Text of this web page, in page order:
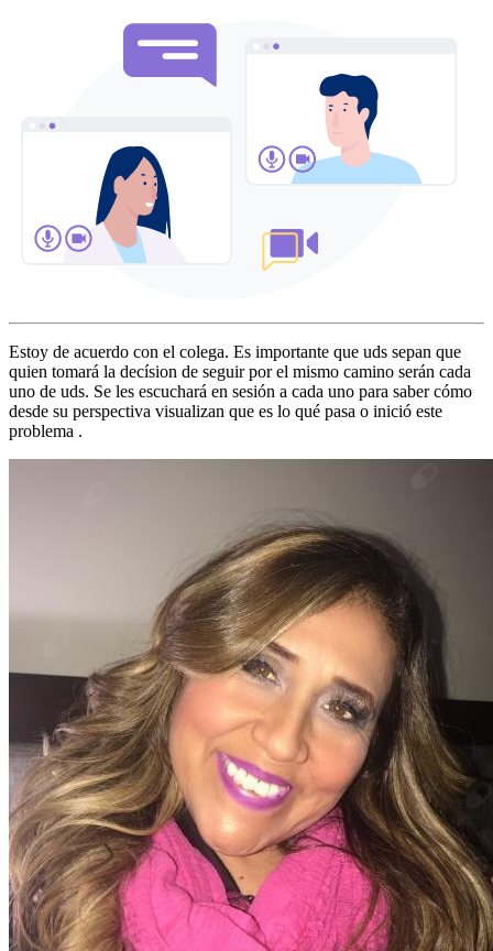
Estoy de acuerdo con el colega. Es importante que uds sepan que
quien tomará la decísion de seguir por el mismo camino serán cada
uno de uds. Se les escuchará en sesión a cada uno para saber cómo
desde su perspectiva visualizan que es lo qué pasa o inició este
problema .